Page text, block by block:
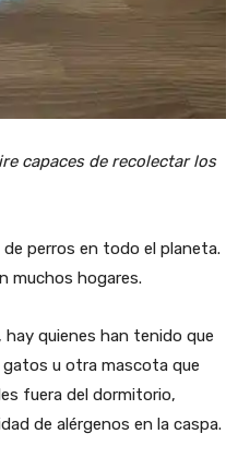
capaces de recolectar los
perros en todo el planeta.
muchos hogares.
quienes han tenido que
gatos u otra mascota que
fuera del dormitorio,
de alérgenos en la caspa.